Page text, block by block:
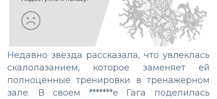
Недавно звезда рассказала, что увлеклась
скалолазанием, которое заменяет ей
полноценные тренировки в тренажерном
зале. В своем *******е Гага поделилась